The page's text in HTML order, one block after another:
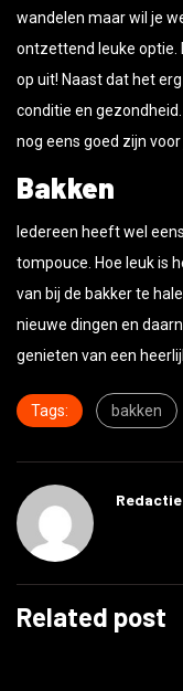
wandelen maar wil je
ontzettend leuke optie.
op uit! Naast dat het
conditie en
nog eens goed zijn
Bakken
Iedereen heeft wel
tompouce. Hoe leuk is
van bij de bakker te
nieuwe dingen en
genieten van een
Tags: bakken
Redactie
Related post